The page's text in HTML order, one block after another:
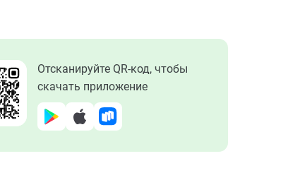
Отсканируйте QR-код, чтобы
скачать приложение